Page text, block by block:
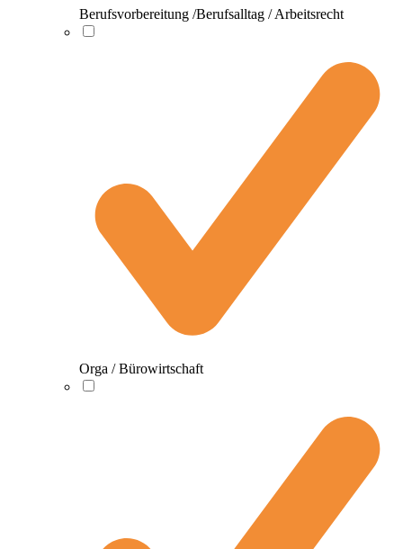
Berufsvorbereitung /Berufsalltag / Arbeitsrecht
Orga / Bürowirtschaft